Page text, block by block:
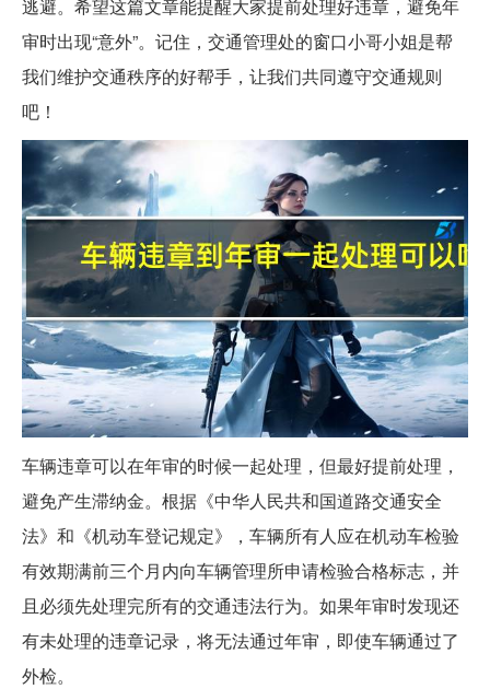
逃避。希望这篇文章能提醒大家提前处理好违章，避免年
审时出现“意外”。记住，交通管理处的窗口小哥小姐是帮
我们维护交通秩序的好帮手，让我们共同遵守交通规则
吧！
车辆违章可以在年审的时候一起处理，但最好提前处理，
避免产生滞纳金。根据《中华人民共和国道路交通安全
法》和《机动车登记规定》，车辆所有人应在机动车检验
有效期满前三个月内向车辆管理所申请检验合格标志，并
且必须先处理完所有的交通违法行为。如果年审时发现还
有未处理的违章记录，将无法通过年审，即使车辆通过了
外检。